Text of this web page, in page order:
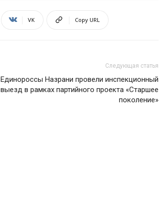
VK Copy URL
Следующая статья
Единороссы Назрани провели инспекционный
выезд в рамках партийного проекта «Старшее
поколение»